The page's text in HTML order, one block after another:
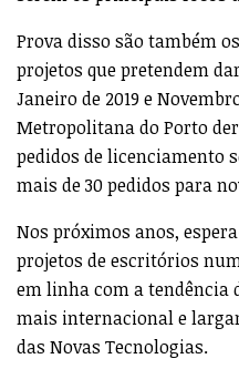
Prova disso são também
projetos que pretendem
Janeiro de 2019 e
Metropolitana do Porto
pedidos de licenciamento
mais de 30 pedidos para
Nos próximos anos,
projetos de escritórios
em linha com a tendência
mais internacional e
das Novas Tecnologias.